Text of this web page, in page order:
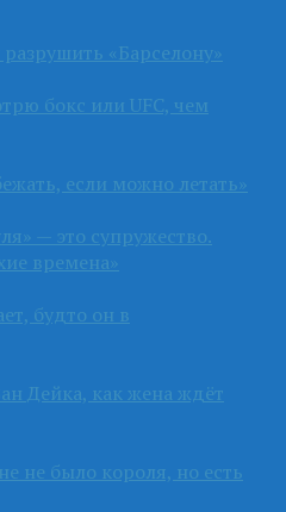
«Барселону»
бокс или UFC, чем
если можно летать»
— это супружество.
времена»
будто он в
Дейка, как жена ждёт
не было короля, но есть